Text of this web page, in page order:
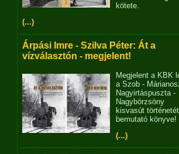
kötete.
(...)
Árpási Imre - Szilva Péter: Át a
vízválasztón - megjelent!
Megjelent a KBK
a Szob -
Nagyirtáspuszta -
Nagybörzsöny
kisvasút történetét
bemutató könyve!
(...)